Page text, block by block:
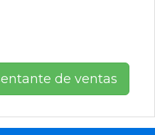
de ventas